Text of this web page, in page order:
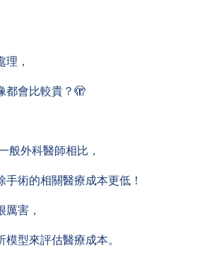
理，
都會比較貴？🫣
般外科醫師相比，
手術的相關醫療成本更低！
厲害，
型來評估醫療成本。